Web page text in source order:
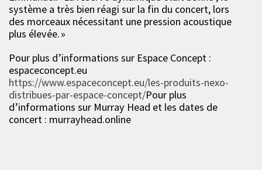
système a très bien réagi sur la fin du concert, lors
des morceaux nécessitant une pression acoustique
plus élevée. »
Pour plus d’informations sur Espace Concept :
espaceconcept.eu
https://www.espaceconcept.eu/les-produits-nexo-
distribues-par-espace-concept/Pour plus
d’informations sur Murray Head et les dates de
concert : murrayhead.online